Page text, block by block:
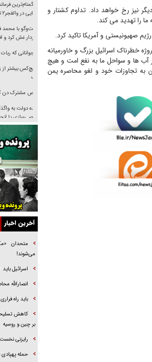
نیز رخ خواهد داد. تداوم کشتار و
را تهدید می کند.
صهیونیستی و آمریکا تاکید کرد.
خطرناک اسرائیل بزرگ و خاورمیانه
آب ها و سواحل ما به نفع امت و هیچ
تجاوزات خود و لغو محاصره یمن
از گمنام‌ترین
شناسایی در والفجر۲ تا حضور در جنگ ۳۳ روزه
گفت‌وگو با
فیلمبردار غش کرد و
نوجوانانی که
هیچ‌کس بیشتر از
نیست
رقص مشترک دن
دنده دولت به
خصوصی‌سازی یا
غریزه‌ی بقا و آقای
جراحی‌های
با متهم
گفت‌وگو با
پیکر بی‌سر شهید
نسلی که آنلاین
گفت‌وگو با
معنوی رهبر شهید را
همه آقای دوربینی
قصه ناتمام
آیا مقاومت
آخرین اخبار
متحدان
می‌شوند!
اسرائيل
انصارالله
باید راه
کاهش
بر چین و روسیه
رایزنی نخست
حمله پهپادی